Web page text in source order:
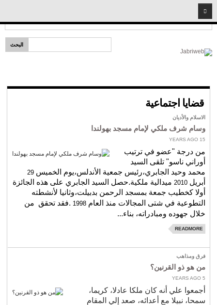
Headlines: إمام لكل مذهب
الرئيسية
قضايا دينية
سيد البشر
المبشرون بالجنة
أئمة وفقهاء
الأصحاب
شريعة
فتاوى المهجر
قضايا اجتماعية
فرق ومذاهب
رعاية المحتاجين
الإسلام والأديان
قضايا فكرية
شعر
قضايا اجتماعية
الاسلام والأديان
وسام شرف ملكي لإمام مسجد بهولندا
15 YEARS AGO
من درجة "عضو في ترتيب
أوراني ناسو" تلقى السيد
محمد وحيد الجابري،رئيس جمعية الأندلس،يوم الخميس 29
أبريل 2010 ميدالية ملكية.حصل السيد الجابري على هذه الجائزة
أولا كخطيب جمعة بمسجد الرحمن بدبيلت،وثانيا لأنشطته
التطوعية في شتى المجالات منذ العام 1998 .فقد تحقق من
خلال جهوده ومبادراته، بناء...
READMORE
فرق ومذاهب
من هو ذو القرنين؟
5 YEARS AGO
أجمعوا علي أنه كان ملكا عادلا، كريما،
سمحا، نبيلا مع أعدائه، صعد إلي المقام